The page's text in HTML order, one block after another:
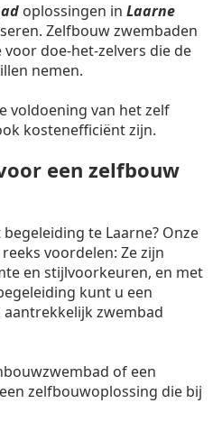
oplossingen in Laarne
Zelfbouw zwembaden
doe-het-zelvers die de
nemen.
voldoening van het zelf
kostenefficiënt zijn.
een zelfbouw
te Laarne? Onze
voordelen: Ze zijn
en stijlvoorkeuren, en met
kunt u een
zwembad
of een
zelfbouwoplossing die bij